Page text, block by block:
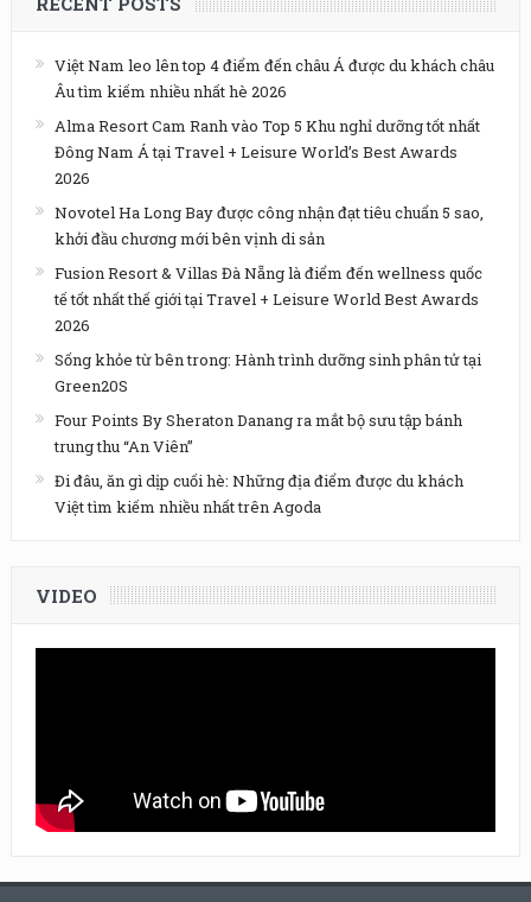
Việt Nam leo lên top 4 điểm đến châu Á được du khách châu
Âu tìm kiếm nhiều nhất hè 2026
Alma Resort Cam Ranh vào Top 5 Khu nghỉ dưỡng tốt nhất
Đông Nam Á tại Travel + Leisure World’s Best Awards
2026
Novotel Ha Long Bay được công nhận đạt tiêu chuẩn 5 sao,
khởi đầu chương mới bên vịnh di sản
Fusion Resort & Villas Đà Nẵng là điểm đến wellness quốc
tế tốt nhất thế giới tại Travel + Leisure World Best Awards
2026
Sống khỏe từ bên trong: Hành trình dưỡng sinh phân tử tại
Green20S
Four Points By Sheraton Danang ra mắt bộ sưu tập bánh
trung thu “An Viên”
Đi đâu, ăn gì dịp cuối hè: Những địa điểm được du khách
Việt tìm kiếm nhiều nhất trên Agoda
VIDEO